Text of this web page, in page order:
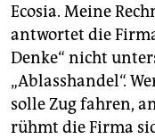
Ecosia. Meine
antwortet die
Denke“ nicht
„Ablasshandel“.
solle Zug fahren,
rühmt die Firma